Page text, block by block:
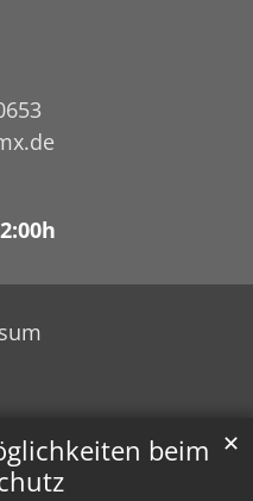
beim ✕